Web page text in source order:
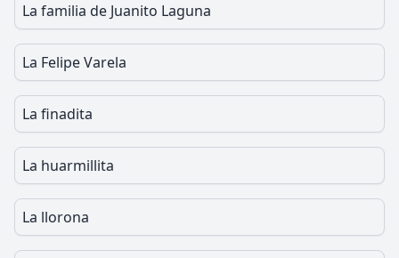
La familia de Juanito Laguna
La Felipe Varela
La finadita
La huarmillita
La llorona